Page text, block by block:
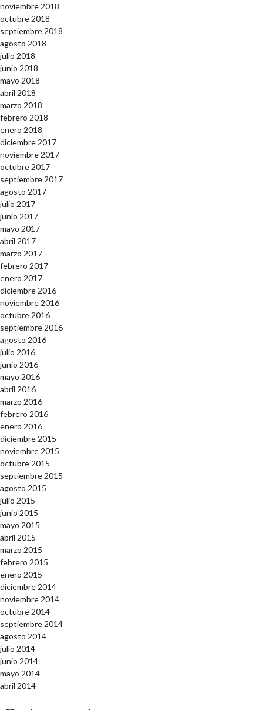
noviembre 2018
octubre 2018
septiembre 2018
agosto 2018
julio 2018
junio 2018
mayo 2018
abril 2018
marzo 2018
febrero 2018
enero 2018
diciembre 2017
noviembre 2017
octubre 2017
septiembre 2017
agosto 2017
julio 2017
junio 2017
mayo 2017
abril 2017
marzo 2017
febrero 2017
enero 2017
diciembre 2016
noviembre 2016
octubre 2016
septiembre 2016
agosto 2016
julio 2016
junio 2016
mayo 2016
abril 2016
marzo 2016
febrero 2016
enero 2016
diciembre 2015
noviembre 2015
octubre 2015
septiembre 2015
agosto 2015
julio 2015
junio 2015
mayo 2015
abril 2015
marzo 2015
febrero 2015
enero 2015
diciembre 2014
noviembre 2014
octubre 2014
septiembre 2014
agosto 2014
julio 2014
junio 2014
mayo 2014
abril 2014